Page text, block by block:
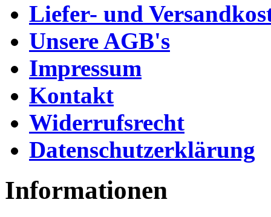
Liefer- und
Unsere AGB's
Impressum
Kontakt
Widerrufsrecht
Datenschutzerklärung
Informationen